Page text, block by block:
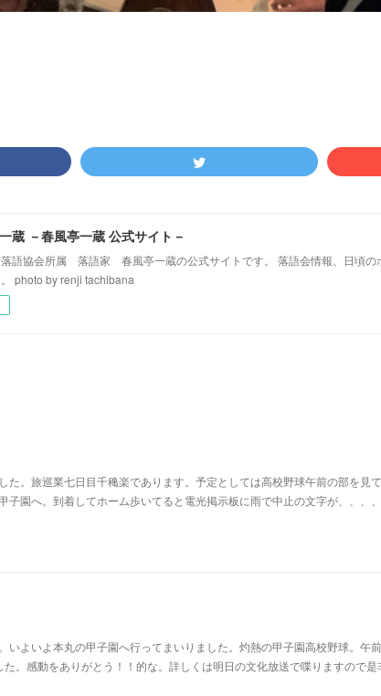
蔵 －春風亭一蔵 公式サイト－
語協会所属 落語家 春風亭一蔵の公式サイトです。 落語会情報、日頃の
photo by renji tachibana
た。旅巡業七日目千穐楽であります。予定としては高校野球午前の部を見
子園へ。到着してホーム歩いてると電光掲示板に雨で中止の文字が、、、
いよいよ本丸の甲子園へ行ってまいりました。灼熱の甲子園高校野球。午
。感動をありがとう！！的な。詳しくは明日の文化放送で喋りますので是